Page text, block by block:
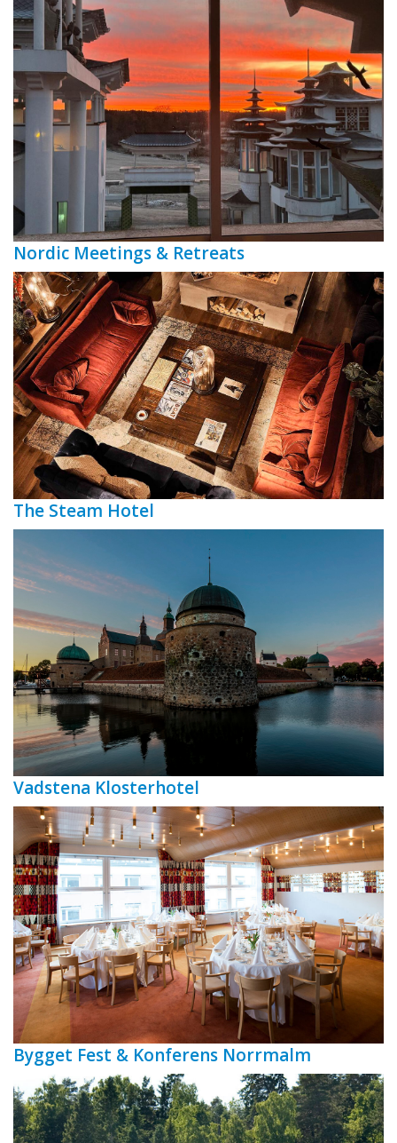
Nordic Meetings & Retreats
The Steam Hotel
Vadstena Klosterhotel
Bygget Fest & Konferens Norrmalm